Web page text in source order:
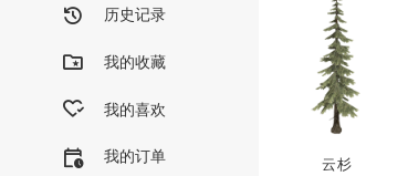
历史记录
我的收藏
我的喜欢
我的订单 云杉